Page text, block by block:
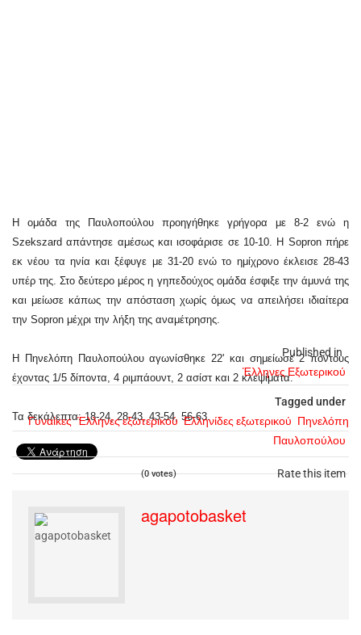
Published in
Έλληνες Εξωτερικού
Tagged under
Γυναίκες Έλληνες εξωτερικού Ελληνίδες εξωτερικού Πηνελόπη
Παυλοπούλου
Rate this item
(0 votes)
Η ομάδα της Παυλοπούλου προηγήθηκε γρήγορα με 8-2 ενώ η
Szekszard απάντησε αμέσως και ισοφάρισε σε 10-10. Η Sopron πήρε
εκ νέου τα ηνία και ξέφυγε με 31-20 ενώ το ημίχρονο έκλεισε 28-43
υπέρ της. Στο δεύτερο μέρος η γηπεδούχος ομάδα έσφιξε την άμυνά της
και μείωσε κάπως την απόσταση χωρίς όμως να απειλήσει ιδιαίτερα
την Sopron μέχρι την λήξη της αναμέτρησης.
Η Πηνελόπη Παυλοπούλου αγωνίσθηκε 22' και σημείωσε 2 πόντους
έχοντας 1/5 δίποντα, 4 ριμπάουντ, 2 ασίστ και 2 κλεψίματα.
Τα δεκάλεπτα: 18-24, 28-43, 43-54, 56-63.
agapotobasket